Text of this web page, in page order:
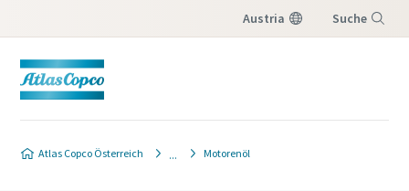
Austria Suche
Atlas Copco Österreich Motorenöl